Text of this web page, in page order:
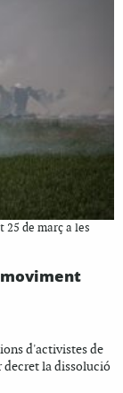
de març a les
d'activistes de
decret la dissolució